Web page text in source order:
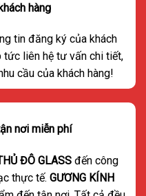
hàng
tin đăng ký của khách
tức liên hệ tư vấn chi tiết,
cầu của khách hàng!
nơi miễn phí
ĐÔ GLASS đến công
thực tế. GƯƠNG KÍNH